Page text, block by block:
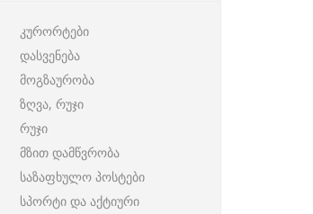
კურორტები
დასვენება
მოგზაურობა
ზღვა, რუჯი
რუჯი
მზით დამწვრობა
საზაფხულო პოსტები
სპორტი და აქტიური